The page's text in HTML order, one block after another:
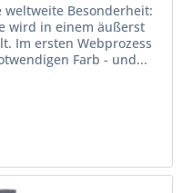
weltweite Besonderheit:
wird in einem äußerst
Im ersten Webprozess
Farb - und...